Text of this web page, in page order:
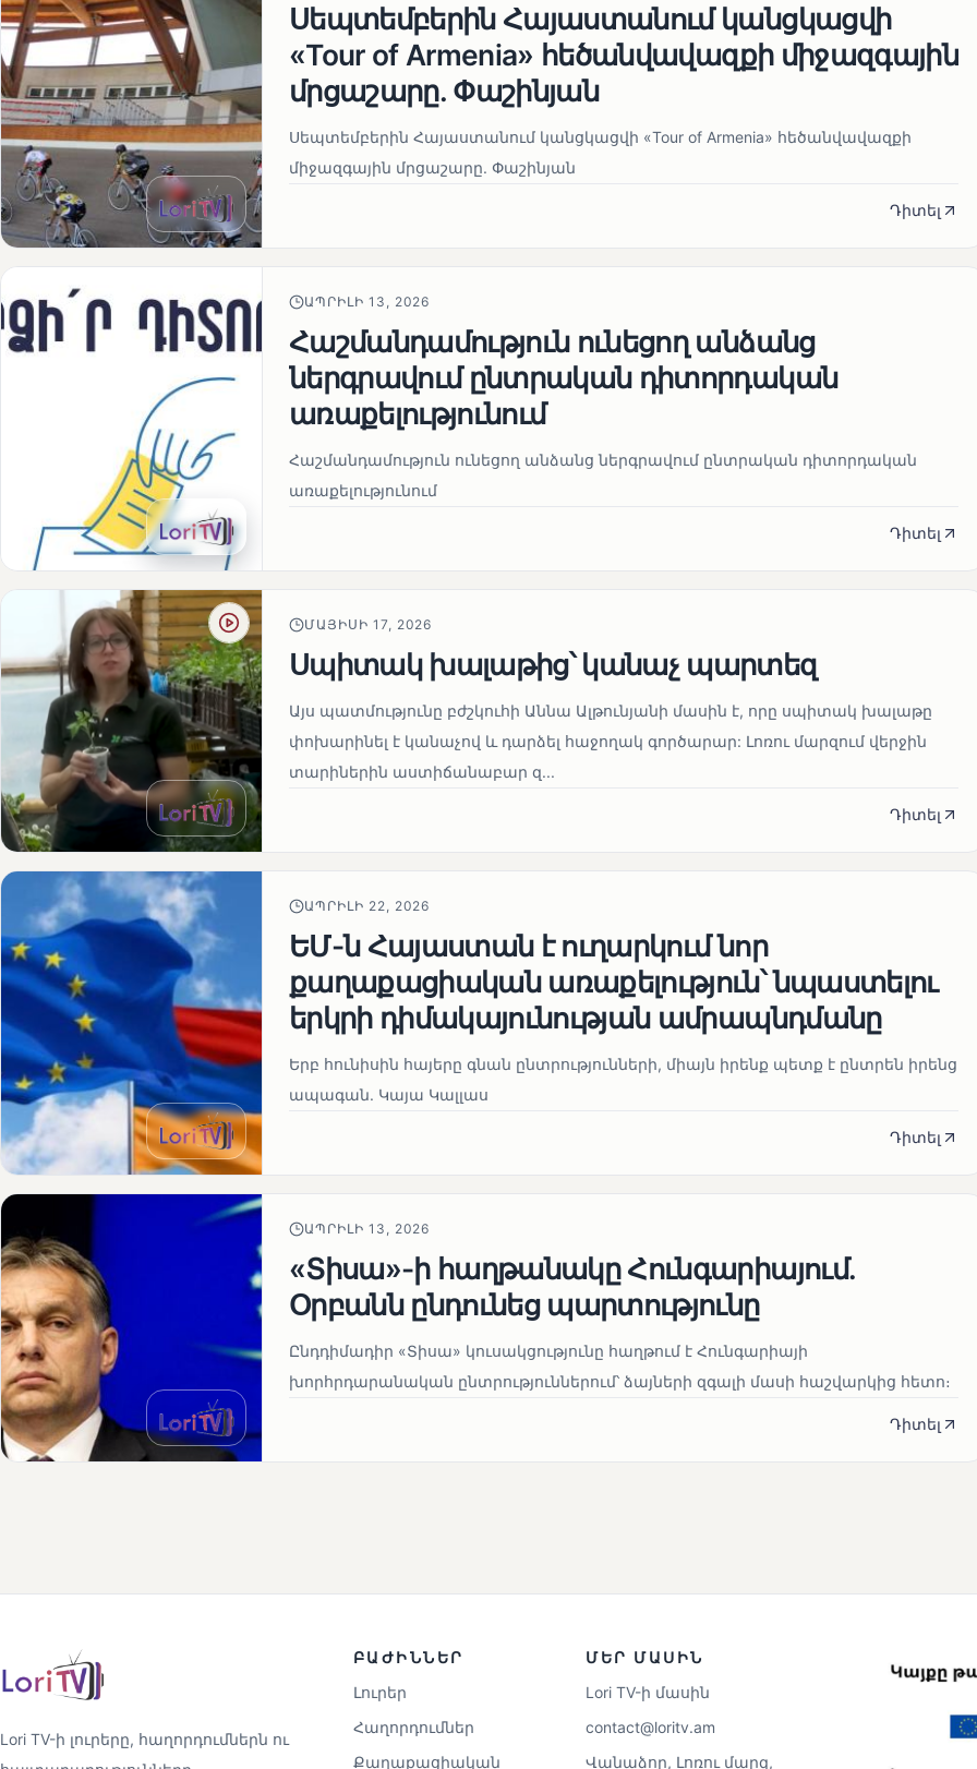
Սեպտեմբերին Հայաստանում կանցկացվի
«Tour of Armenia» հեծանվավազքի միջազգային
մրցաշարը. Փաշինյան
Սեպտեմբերին Հայաստանում կանցկացվի «Tour of Armenia» հեծանվավազքի
միջազգային մրցաշարը. Փաշինյան
Դիտել
ԱՊՐԻԼԻ 13, 2026
Հաշմանդամություն ունեցող անձանց
ներգրավում ընտրական դիտորդական
առաքելությունում
Հաշմանդամություն ունեցող անձանց ներգրավում ընտրական դիտորդական
առաքելությունում
Դիտել
ՄԱՅԻՍԻ 17, 2026
Սպիտակ խալաթից՝ կանաչ պարտեզ
Այս պատմությունը բժշկուհի Աննա Ալթունյանի մասին է, որը սպիտակ խալաթը
փոխարինել է կանաչով և դարձել հաջողակ գործարար: Լոռու մարզում վերջին
տարիներին աստիճանաբար զ...
Դիտել
ԱՊՐԻԼԻ 22, 2026
ԵՄ-ն Հայաստան է ուղարկում նոր
քաղաքացիական առաքելություն՝ նպաստելու
երկրի դիմակայունության ամրապնդմանը
Երբ հունիսին հայերը գնան ընտրությունների, միայն իրենք պետք է ընտրեն իրենց
ապագան. Կայա Կալլաս
Դիտել
ԱՊՐԻԼԻ 13, 2026
«Տիսա»-ի հաղթանակը Հունգարիայում․
Օրբանն ընդունեց պարտությունը
Ընդդիմադիր «Տիսա» կուսակցությունը հաղթում է Հունգարիայի
խորհրդարանական ընտրություններում՝ ձայների զգալի մասի հաշվարկից հետո։
Դիտել
Lori TV-ի լուրերը, հաղորդումներն ու
ԲԱԺԻՆՆԵՐ
Լուրեր
Հաղորդումներ
Քաղաքացիական
ՄԵՐ ՄԱՍԻՆ
Lori TV-ի մասին
contact@loritv.am
Վանաձոր, Լոռու մարզ,